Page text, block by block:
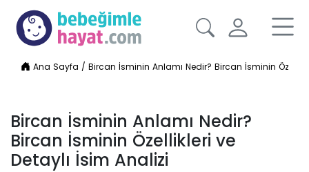
Ana Sayfa /Bircan İsminin Anlamı Nedir? Bircan İsminin
Bircan İsminin Anlamı Nedir?
Bircan İsminin Özellikleri ve
Detaylı İsim Analizi